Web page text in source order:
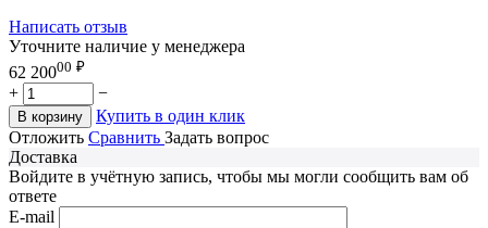
Написать отзыв
Уточните наличие у менеджера
62 20000 ₽
+ −
В корзину
Купить в один клик
Отложить Сравнить Задать вопрос
Доставка
Войдите в учётную запись, чтобы мы могли сообщить вам об
ответе
E-mail